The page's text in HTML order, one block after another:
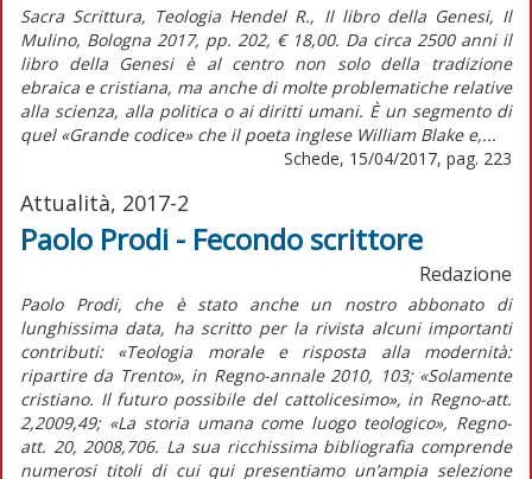
Sacra Scrittura, Teologia Hendel R., Il libro della Genesi, Il
Mulino, Bologna 2017, pp. 202, € 18,00. Da circa 2500 anni il
libro della Genesi è al centro non solo della tradizione
ebraica e cristiana, ma anche di molte problematiche relative
alla scienza, alla politica o ai diritti umani. È un segmento di
quel «Grande codice» che il poeta inglese William Blake e,...
Schede, 15/04/2017, pag. 223
Attualità, 2017-2
Paolo Prodi - Fecondo scrittore
Redazione
Paolo Prodi, che è stato anche un nostro abbonato di
lunghissima data, ha scritto per la rivista alcuni importanti
contributi: «Teologia morale e risposta alla modernità:
ripartire da Trento», in Regno-annale2010, 103; «Solamente
cristiano. Il futuro possibile del cattolicesimo», in Regno-att.
2,2009,49; «La storia umana come luogo teologico», Regno-
att. 20, 2008,706. La sua ricchissima bibliografia comprende
numerosi titoli di cui qui presentiamo un’ampia selezione